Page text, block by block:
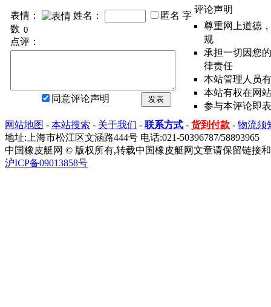
表情： 姓名： 匿名 字
数
点评：
同意评论声明 发表
评论声明
尊重网上道德
规
承担一切因您
律责任
本站管理人员
本站有权在网
参与本评论即
网站地图 - 本站搜索 - 关于我们 - 联系方式 - 货到付款 - 物流须
地址:上海市松江区文涵路444号 电话:021-50396787/58893965
中国橡皮艇网 © 版权所有,转载中国橡皮艇网文章请保留链接
沪ICP备09013858号